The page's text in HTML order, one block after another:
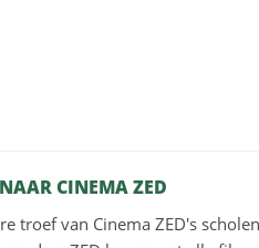
CINEMA ZED
troef van Cinema ZED's